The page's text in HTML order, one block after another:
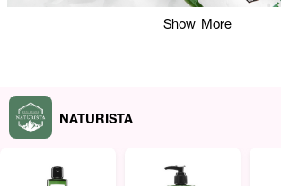
Show More
NATURISTA